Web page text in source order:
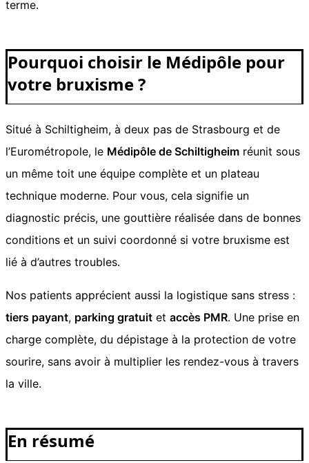
terme.
Pourquoi choisir le Médipôle pour
votre bruxisme ?
Situé à Schiltigheim, à deux pas de Strasbourg et de
l’Eurométropole, le Médipôle de Schiltigheim réunit sous
un même toit une équipe complète et un plateau
technique moderne. Pour vous, cela signifie un
diagnostic précis, une gouttière réalisée dans de bonnes
conditions et un suivi coordonné si votre bruxisme est
lié à d’autres troubles.
Nos patients apprécient aussi la logistique sans stress :
tiers payant, parking gratuit et accès PMR. Une prise en
charge complète, du dépistage à la protection de votre
sourire, sans avoir à multiplier les rendez-vous à travers
la ville.
En résumé